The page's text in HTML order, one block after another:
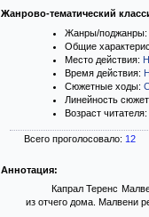
Жанрово-тематический
Жанры/поджанры:
Общие
Место действия:
Время действия:
Сюжетные ходы:
Линейность
Возраст читателя:
Всего проголосовало: 12
Аннотация:
Капрал Теренс
из отчего дома. Малвени